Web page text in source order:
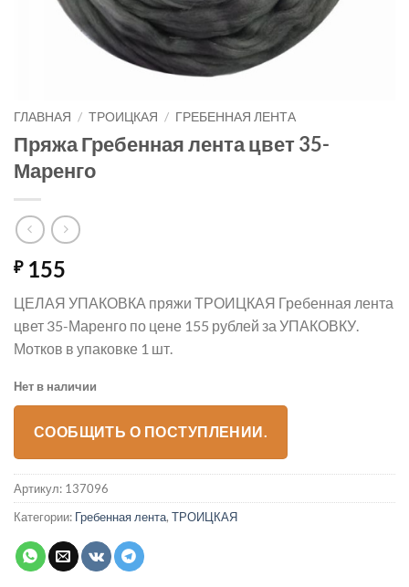
ГЛАВНАЯ / ТРОИЦКАЯ / ГРЕБЕННАЯ ЛЕНТА
Пряжа Гребенная лента цвет 35-
Маренго
₽155
ЦЕЛАЯ УПАКОВКА пряжи ТРОИЦКАЯ Гребенная лента
цвет 35-Маренго по цене 155 рублей за УПАКОВКУ.
Мотков в упаковке 1 шт.
Нет в наличии
СООБЩИТЬ О ПОСТУПЛЕНИИ.
Артикул: 137096
Категории: Гребенная лента, ТРОИЦКАЯ